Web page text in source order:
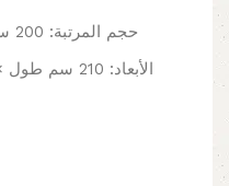
حجم المرتبة: 200 سم عرض × 160 سم (اختياري)